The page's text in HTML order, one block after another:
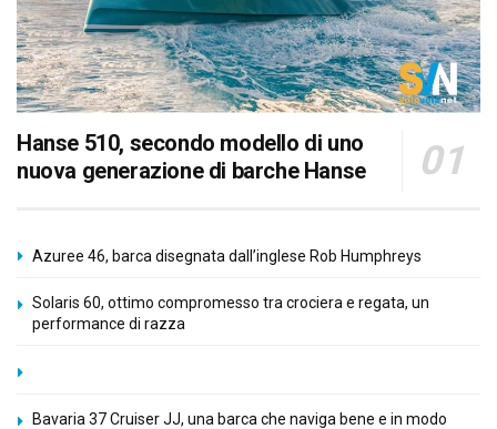
Hanse 510, secondo modello di uno
nuova generazione di barche Hanse
Azuree 46, barca disegnata dall’inglese Rob Humphreys
Solaris 60, ottimo compromesso tra crociera e regata, un
performance di razza
Bavaria 37 Cruiser JJ, una barca che naviga bene e in modo